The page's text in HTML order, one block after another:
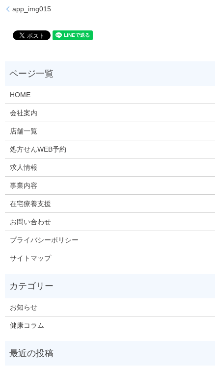
app_img015
HOME
会社案内
店舗一覧
処方せんWEB予約
求人情報
事業内容
在宅療養支援
お問い合わせ
プライバシーポリシー
サイトマップ
お知らせ
健康コラム